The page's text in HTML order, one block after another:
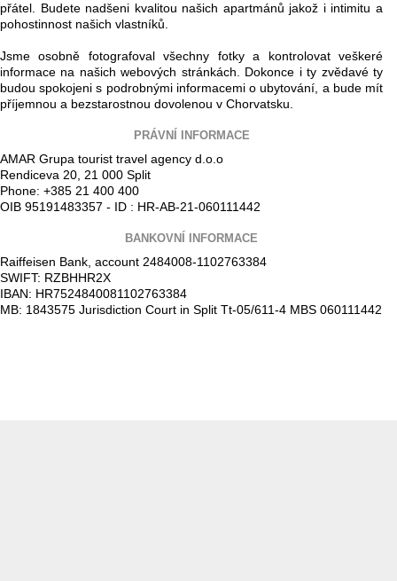
přátel. Budete nadšeni kvalitou našich apartmánů jakož i intimitu a
pohostinnost našich vlastníků.
Jsme osobně fotografoval všechny fotky a kontrolovat veškeré
informace na našich webových stránkách. Dokonce i ty zvědavé ty
budou spokojeni s podrobnými informacemi o ubytování, a bude mít
příjemnou a bezstarostnou dovolenou v Chorvatsku.
PRÁVNÍ INFORMACE
AMAR Grupa tourist travel agency d.o.o
Rendiceva 20, 21 000 Split
Phone: +385 21 400 400
OIB 95191483357 - ID : HR-AB-21-060111442
BANKOVNÍ INFORMACE
Raiffeisen Bank, account 2484008-1102763384
SWIFT: RZBHHR2X
IBAN: HR7524840081102763384
MB: 1843575 Jurisdiction Court in Split Tt-05/611-4 MBS 060111442